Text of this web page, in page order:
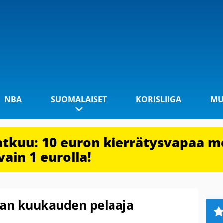
NBA SUOMALAISET KORISLIIGA
10 euron kierrätysvapaa
1 eurolla!
kuukauden pelaaja